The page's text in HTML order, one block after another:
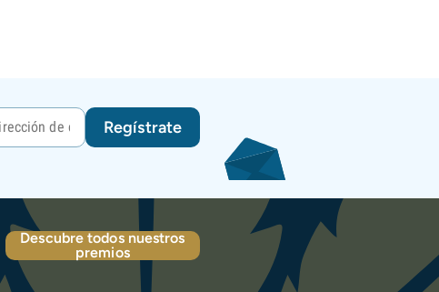
Regístrate
Descubre todos nuestros
premios